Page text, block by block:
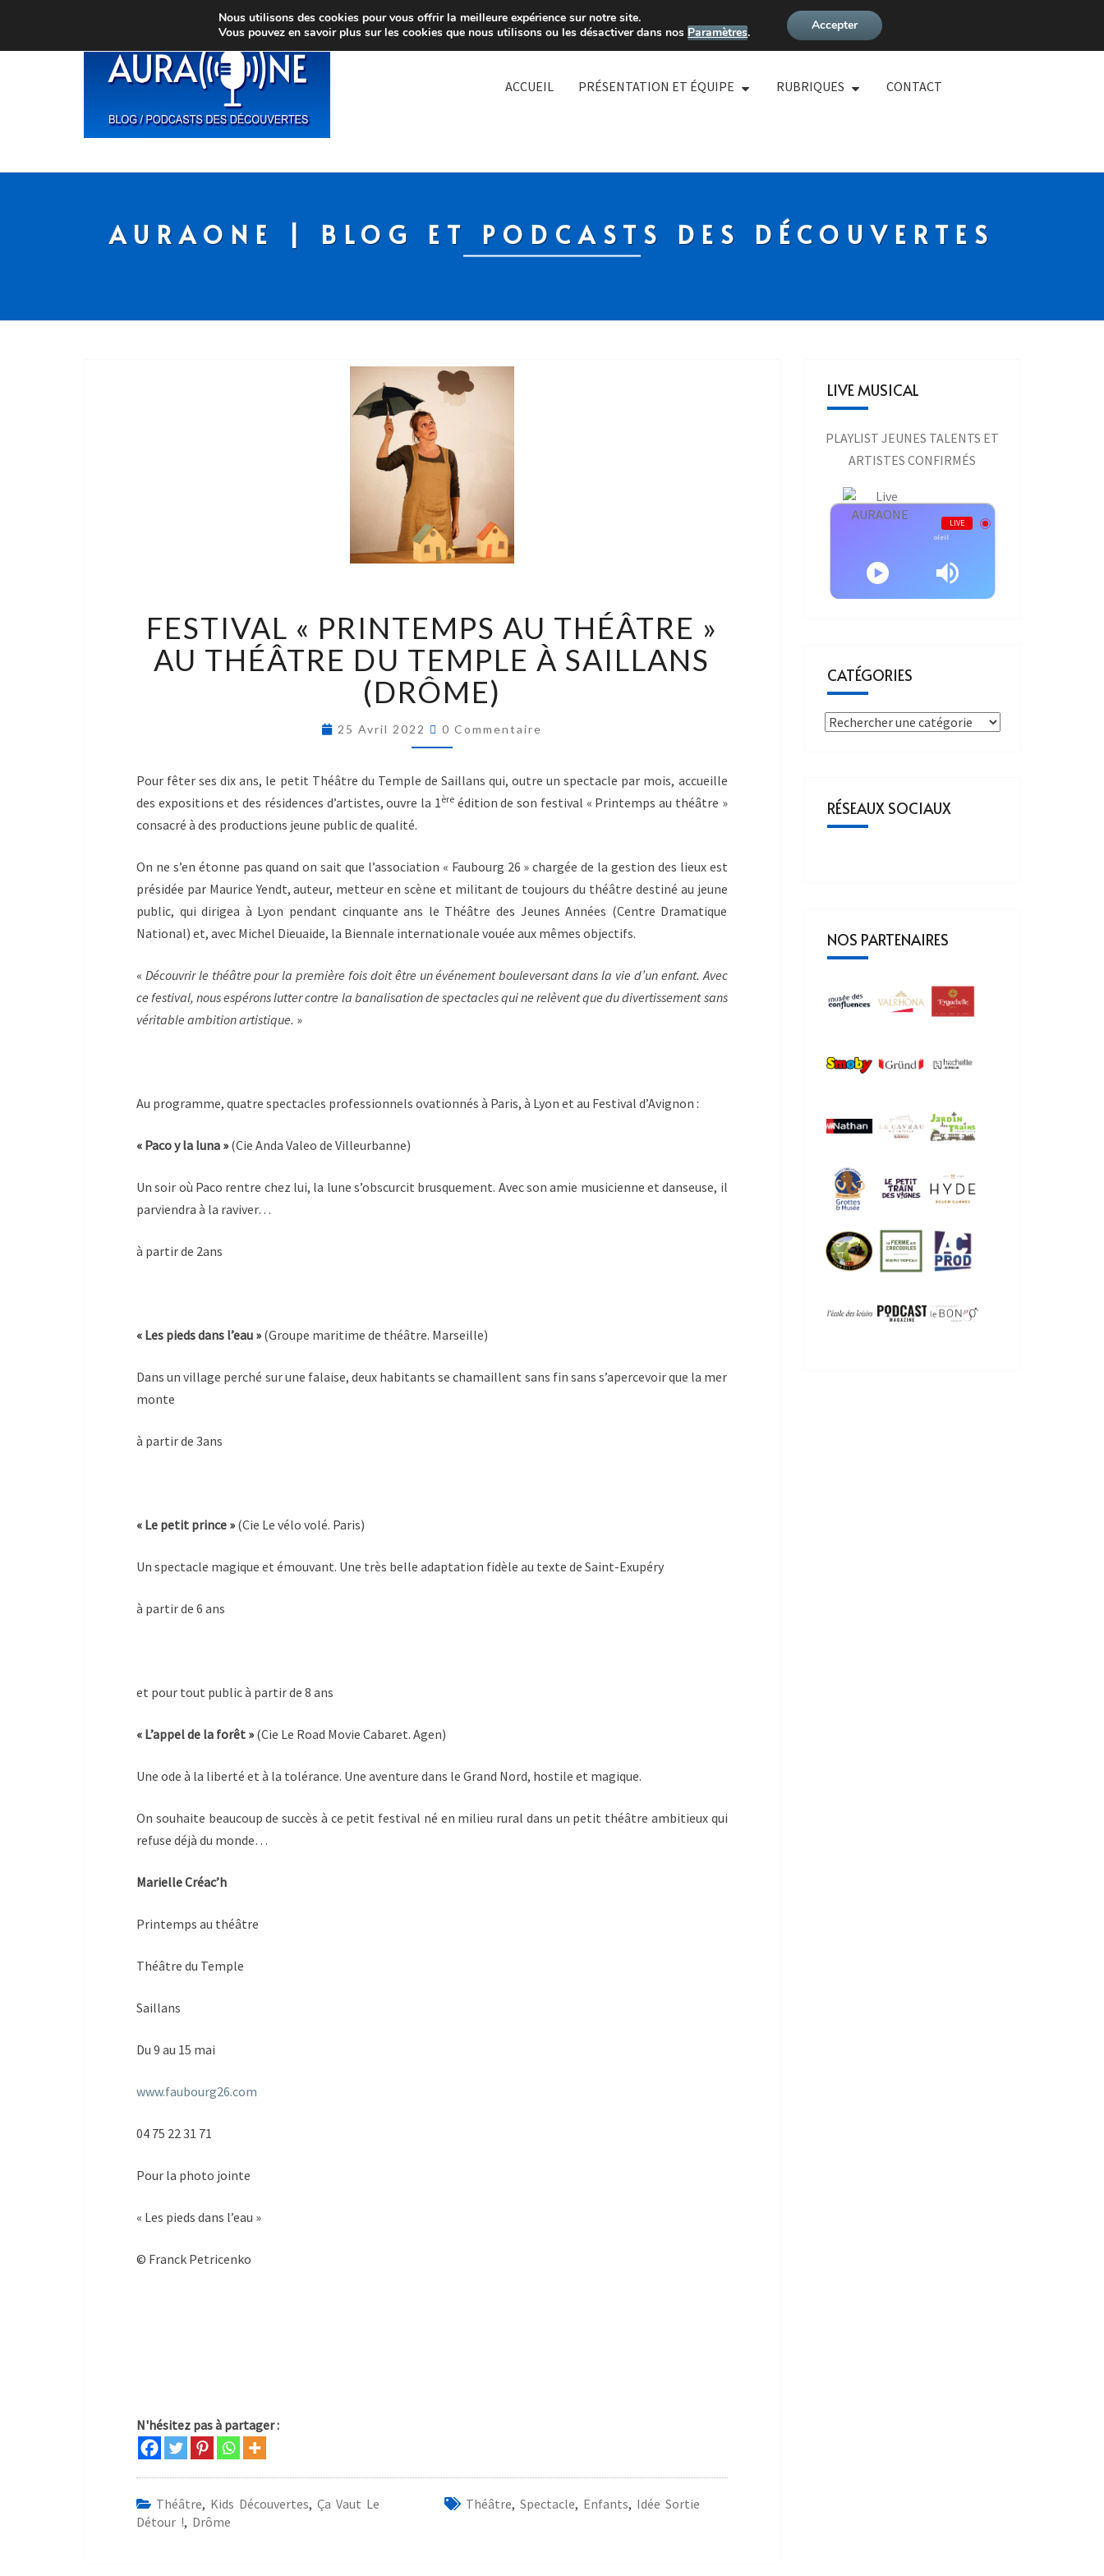
ACCUEIL PRÉSENTATION ET ÉQUIPE RUBRIQUES CONTACT
AURAONE | BLOG ET PODCASTS DES DÉCOUVERTES
FESTIVAL « PRINTEMPS AU THÉÂTRE »
AU THÉÂTRE DU TEMPLE À SAILLANS
(DRÔME)
25 Avril 2022 0 Commentaire
Pour fêter ses dix ans, le petit Théâtre du Temple de Saillans qui, outre un spectacle par mois, accueille
des expositions et des résidences d’artistes, ouvre la 1èreédition de son festival « Printemps au théâtre »
consacré à des productions jeune public de qualité.
On ne s’en étonne pas quand on sait que l’association « Faubourg 26 » chargée de la gestion des lieux est
présidée par Maurice Yendt, auteur, metteur en scène et militant de toujours du théâtre destiné au jeune
public, qui dirigea à Lyon pendant cinquante ans le Théâtre des Jeunes Années (Centre Dramatique
National) et, avec Michel Dieuaide, la Biennale internationale vouée aux mêmes objectifs.
« Découvrir le théâtre pour la première fois doit être un événement bouleversant dans la vie d’un enfant. Avec
ce festival, nous espérons lutter contre la banalisation de spectacles qui ne relèvent que du divertissement sans
véritable ambition artistique. »
Au programme, quatre spectacles professionnels ovationnés à Paris, à Lyon et au Festival d’Avignon :
« Paco y la luna »(Cie Anda Valeo de Villeurbanne)
Un soir où Paco rentre chez lui, la lune s’obscurcit brusquement. Avec son amie musicienne et danseuse, il
parviendra à la raviver…
à partir de 2ans
« Les pieds dans l’eau »(Groupe maritime de théâtre. Marseille)
Dans un village perché sur une falaise, deux habitants se chamaillent sans fin sans s’apercevoir que la mer
monte
à partir de 3ans
« Le petit prince »(Cie Le vélo volé. Paris)
Un spectacle magique et émouvant. Une très belle adaptation fidèle au texte de Saint-Exupéry
à partir de 6 ans
et pour tout public à partir de 8 ans
« L’appel de la forêt »(Cie Le Road Movie Cabaret. Agen)
Une ode à la liberté et à la tolérance. Une aventure dans le Grand Nord, hostile et magique.
On souhaite beaucoup de succès à ce petit festival né en milieu rural dans un petit théâtre ambitieux qui
refuse déjà du monde…
Marielle Créac’h
Printemps au théâtre
Théâtre du Temple
Saillans
Du 9 au 15 mai
www.faubourg26.com
04 75 22 31 71
Pour la photo jointe
« Les pieds dans l’eau »
© Franck Petricenko
N'hésitez pas à partager :
Théâtre, Kids Découvertes, Ça Vaut Le
Détour !, Drôme
Théâtre, Spectacle, Enfants, Idée Sortie
LIVE MUSICAL
PLAYLIST JEUNES TALENTS ET
ARTISTES CONFIRMÉS
Live AURAONE
LIVE
Guillaume Dioups - Le soleil
CATÉGORIES
RÉSEAUX SOCIAUX
NOS PARTENAIRES
Nous utilisons des cookies pour vous offrir la meilleure expérience sur notre site.
Vous pouvez en savoir plus sur les cookies que nous utilisons ou les désactiver dans nosParamètres. Accepter